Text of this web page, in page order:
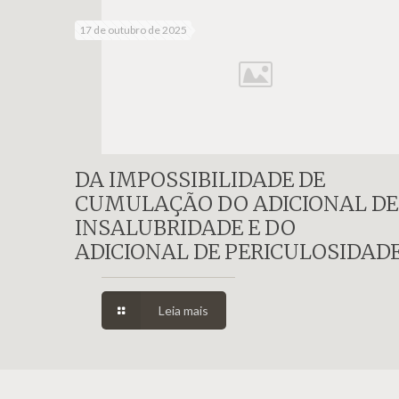
17 de outubro de 2025
DA IMPOSSIBILIDADE DE
CUMULAÇÃO DO ADICIONAL DE
INSALUBRIDADE E DO
ADICIONAL DE
Leia mais